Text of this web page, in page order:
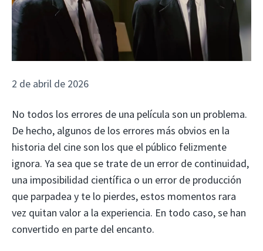
2 de abril de 2026
No todos los errores de una película son un problema.
De hecho, algunos de los errores más obvios en la
historia del cine son los que el público felizmente
ignora. Ya sea que se trate de un error de continuidad,
una imposibilidad científica o un error de producción
que parpadea y te lo pierdes, estos momentos rara
vez quitan valor a la experiencia. En todo caso, se han
convertido en parte del encanto.